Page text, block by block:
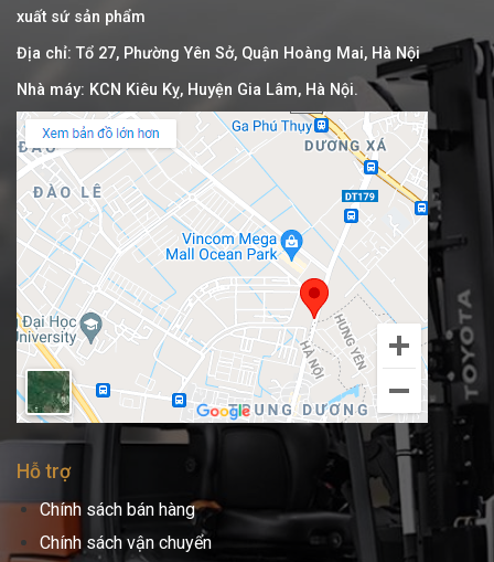
xuất sứ sản phẩm
Địa chỉ: Tổ 27, Phường Yên Sở, Quận Hoàng Mai, Hà Nội
Nhà máy: KCN Kiêu Kỵ, Huyện Gia Lâm, Hà Nội.
Hỗ trợ
Chính sách bán hàng
Chính sách vận chuyển